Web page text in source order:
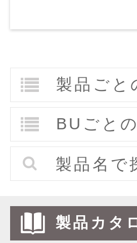
製品ごと
BUごと
製品名で
製品カタ